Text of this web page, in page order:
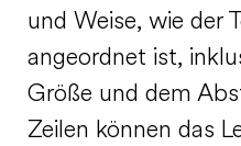
und Weise, wie der
angeordnet ist,
Größe und dem
Zeilen können das